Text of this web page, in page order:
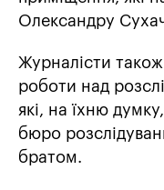
Олександру
Журналісти
роботи над
які, на їхню
бюро
братом.